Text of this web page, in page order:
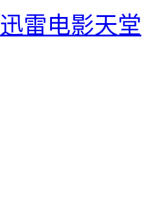
迅雷电影天堂